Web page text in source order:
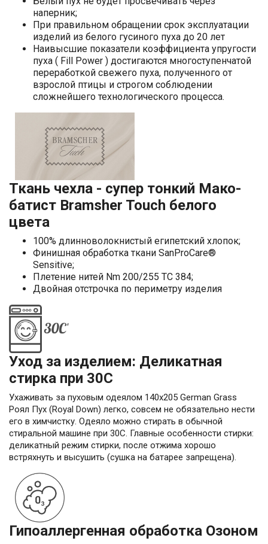
наперник;
При правильном обращении срок эксплуатации
изделий из белого гусиного пуха до 20 лет
Наивысшие показатели коэффициента упругости
пуха ( Fill Power ) достигаются многоступенчатой
переработкой свежего пуха, полученного от
взрослой птицы и строгом соблюдении
сложнейшего технологического процесса.
Ткань чехла - супер тонкий Мако-
батист Bramsher Touch белого
цвета
100% длинноволокнистый египетский хлопок;
Финишная обработка ткани SanProCare®
Sensitive;
Плетение нитей Nm 200/255 TC 384;
Двойная отстрочка по периметру изделия
Уход за изделием: Деликатная
стирка при 30С
Ухаживать за пуховым одеялом 140х205 German Grass
Роял Пух (Royal Down) легко, совсем не обязательно нести
его в химчистку. Одеяло можно стирать в обычной
стиральной машине при 30С. Главные особенности стирки:
деликатный режим стирки, после отжима хорошо
встряхнуть и высушить (сушка на батарее запрещена).
Гипоаллергенная обработка Озоном